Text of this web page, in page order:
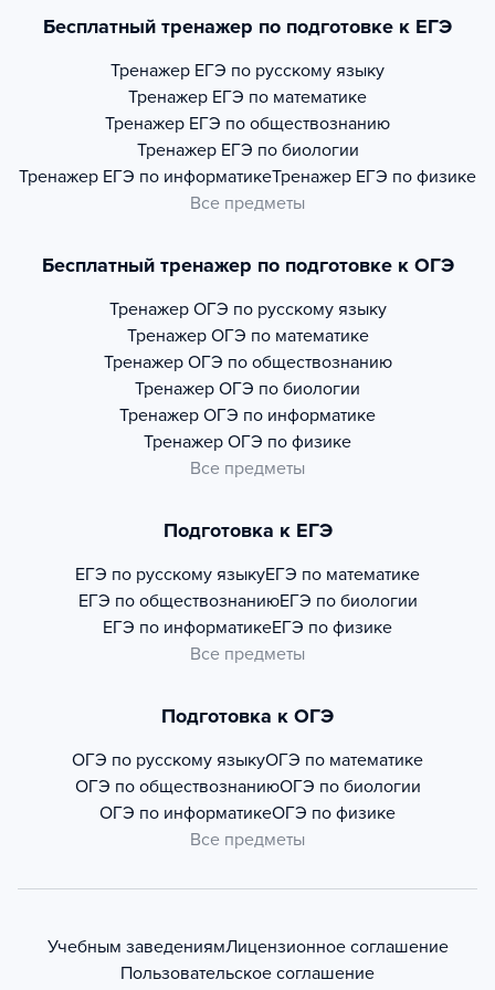
Бесплатный тренажер по подготовке к ЕГЭ
Тренажер ЕГЭ по русскому языку
Тренажер ЕГЭ по математике
Тренажер ЕГЭ по обществознанию
Тренажер ЕГЭ по биологии
Тренажер ЕГЭ по информатикеТренажер ЕГЭ по физике
Все предметы
Бесплатный тренажер по подготовке к ОГЭ
Тренажер ОГЭ по русскому языку
Тренажер ОГЭ по математике
Тренажер ОГЭ по обществознанию
Тренажер ОГЭ по биологии
Тренажер ОГЭ по информатике
Тренажер ОГЭ по физике
Все предметы
Подготовка к ЕГЭ
ЕГЭ по русскому языкуЕГЭ по математике
ЕГЭ по обществознаниюЕГЭ по биологии
ЕГЭ по информатикеЕГЭ по физике
Все предметы
Подготовка к ОГЭ
ОГЭ по русскому языкуОГЭ по математике
ОГЭ по обществознаниюОГЭ по биологии
ОГЭ по информатикеОГЭ по физике
Все предметы
Учебным заведениямЛицензионное соглашение
Пользовательское соглашение